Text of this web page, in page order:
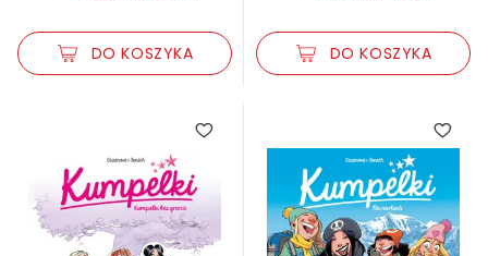
DO KOSZYKA DO KOSZYKA